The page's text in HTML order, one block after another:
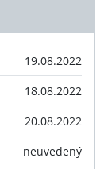
19.08.2022
18.08.2022
20.08.2022
neuvedený